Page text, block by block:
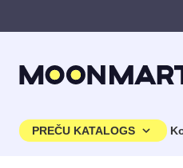
PREČU KATALOGS